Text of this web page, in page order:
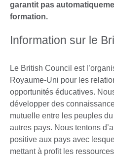
garantit pas
formation.
Information sur le
Le British Council est
Royaume-Uni pour les
opportunités éducatives.
développer des
mutuelle entre les peuples
autres pays. Nous tentons
positive aux pays avec
mettant à profit les